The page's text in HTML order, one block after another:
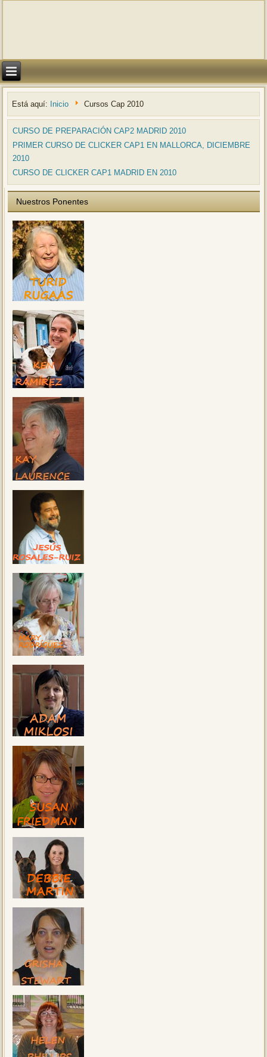
Está aquí: Inicio Cursos Cap 2010
CURSO DE PREPARACIÓN CAP2 MADRID 2010
PRIMER CURSO DE CLICKER CAP1 EN MALLORCA, DICIEMBRE
2010
CURSO DE CLICKER CAP1 MADRID EN 2010
Nuestros Ponentes